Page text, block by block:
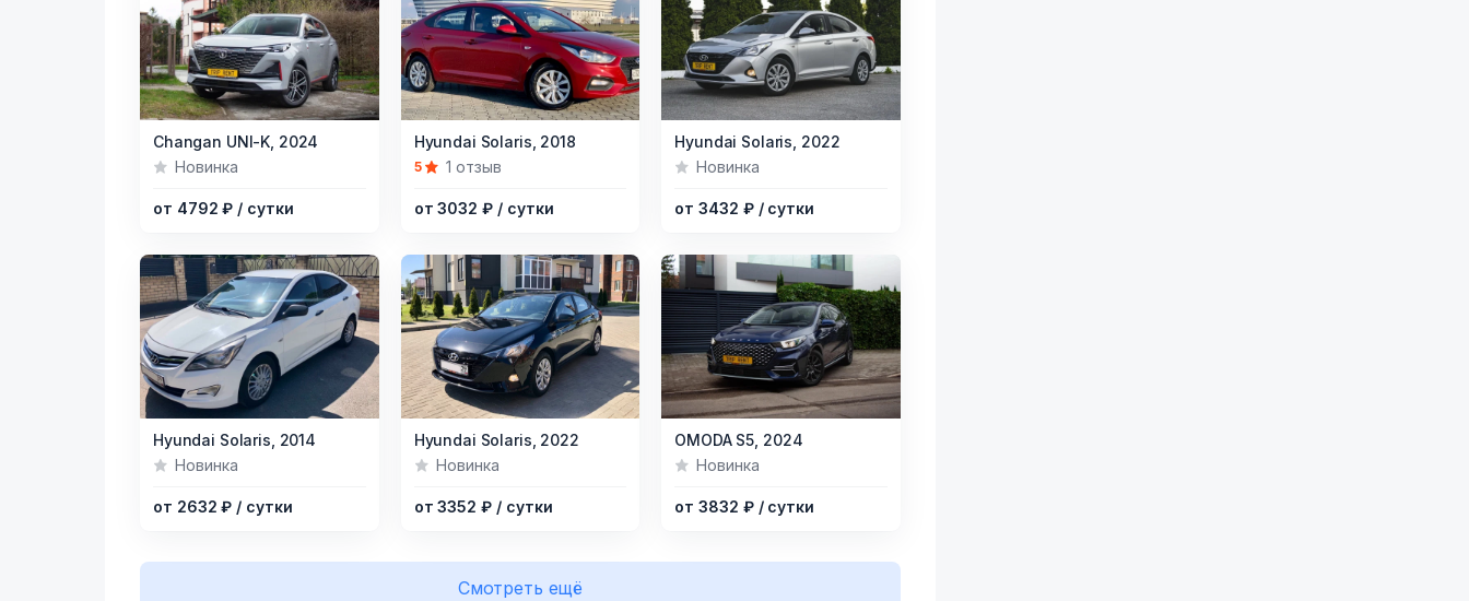
Item
Changan UNI-K, 2024
Новинка
от 4792 ₽ / сутки
Item
Hyundai Solaris, 2018
5 1 отзыв
от 3032 ₽ / сутки
Item
Hyundai Solaris, 2022
Новинка
от 3432 ₽ / сутки
Item
Hyundai Solaris, 2014
Новинка
от 2632 ₽ / сутки
Item
Hyundai Solaris, 2022
Новинка
от 3352 ₽ / сутки
Item
11
OMODA S5, 2024
Новинка
от 3832 ₽ / сутки
Смотреть ещё